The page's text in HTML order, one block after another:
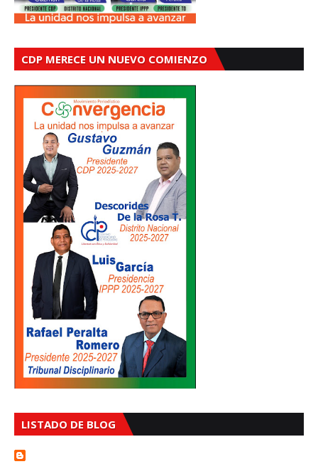
CDP MERECE UN NUEVO COMIENZO
LISTADO DE BLOG